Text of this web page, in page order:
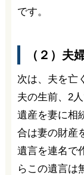
です。
（２）夫
次は、夫を亡
夫の生前、2
遺産を妻に相
合は妻の財産
遺言を連名で
らこの遺言は